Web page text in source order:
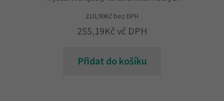
210,90Kč bez DPH
255,19Kč vč DPH
Přidat do košíku